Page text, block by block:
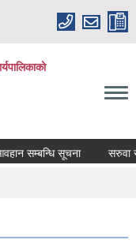
सम्बन्धि सूचना सरुवा